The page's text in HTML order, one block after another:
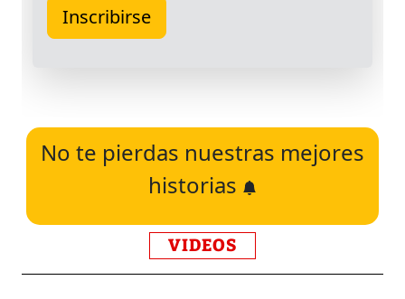
No te pierdas nuestras mejores
historias
VIDEOS